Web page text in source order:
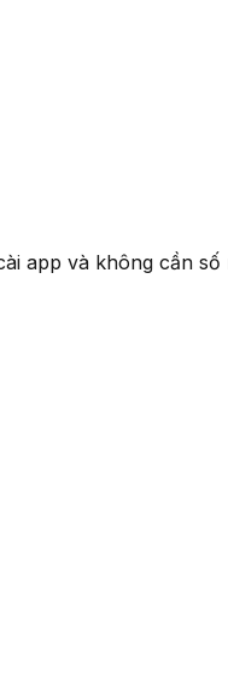
app và không cần số